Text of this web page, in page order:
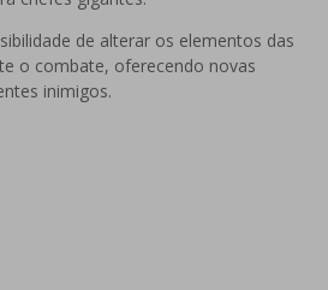
de alterar os elementos das
o combate, oferecendo novas
inimigos.